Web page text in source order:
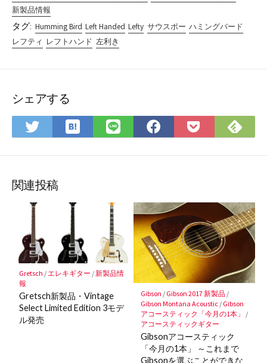
新製品情報
タグ: Humming Bird Left Handed Lefty サウスポー ハミングバード
レフティ レフトハンド 左利き
シェアする
Twitter
で
ア
は
て
ク
に
保
存
LINE
で
Facebook
で
Pocket
に
で
関連投稿
Gretsch /エレキギター /新製品情
報
Gretsch新製品・Vintage
Select Limited Edition 3モデ
ル発売
Gibson / Gibson 2017 新製品/
Gibson Montana Acoustic/ Gibson
アコースティック「今月の1本」
/
アコースティックギター
Gibsonアコースティック
「今月の1本」 ～これまで
Gibsonを選ぶことができな